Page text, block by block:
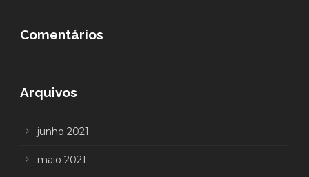
Comentários
Arquivos
junho 2021
maio 2021